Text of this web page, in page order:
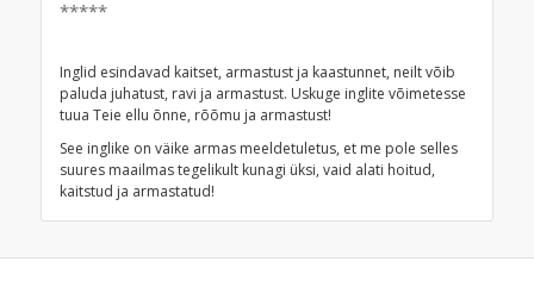
*****
Inglid esindavad kaitset, armastust ja kaastunnet, neilt võib
paluda juhatust, ravi ja armastust. Uskuge inglite võimetesse
tuua Teie ellu õnne, rõõmu ja armastust!
See inglike on väike armas meeldetuletus, et me pole selles
suures maailmas tegelikult kunagi üksi, vaid alati hoitud,
kaitstud ja armastatud!